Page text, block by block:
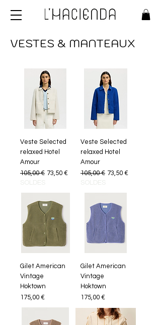
VESTES & MANTEAUX
Veste Selected
relaxed Hotel
Amour
Prix original
105,00 € Prix promotionnel
73,50 €
SOLDES
Veste Selected
relaxed Hotel
Amour
Prix original
105,00 € Prix promotionnel
73,50 €
SOLDES
Gilet American
Vintage
Hoktown
Prix
175,00 €
Gilet American
Vintage
Hoktown
Prix
175,00 €